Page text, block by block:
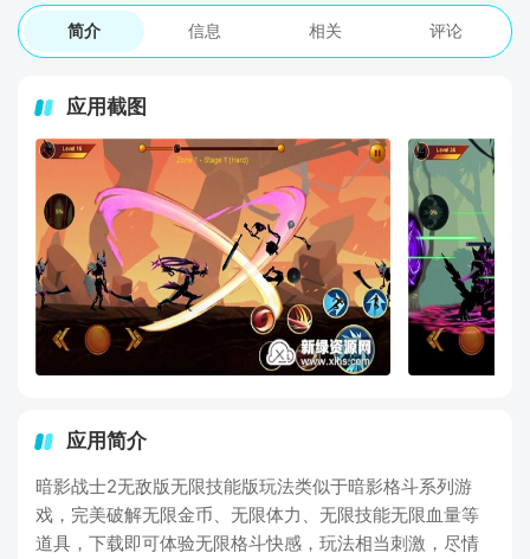
简介 信息 相关 评论
应用截图
应用简介
暗影战士2无敌版无限技能版玩法类似于暗影格斗系列游
戏，完美破解无限金币、无限体力、无限技能无限血量等
道具，下载即可体验无限格斗快感，玩法相当刺激，尽情